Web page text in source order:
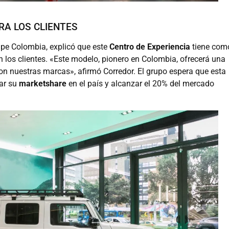
LOS CLIENTES
Colombia, explicó que este Centro de Experiencia tiene
clientes. «Este modelo, pionero en Colombia, ofrecerá una
nuestras marcas», afirmó Corredor. El grupo espera que esta
su marketshare en el país y alcanzar el 20% del mercado